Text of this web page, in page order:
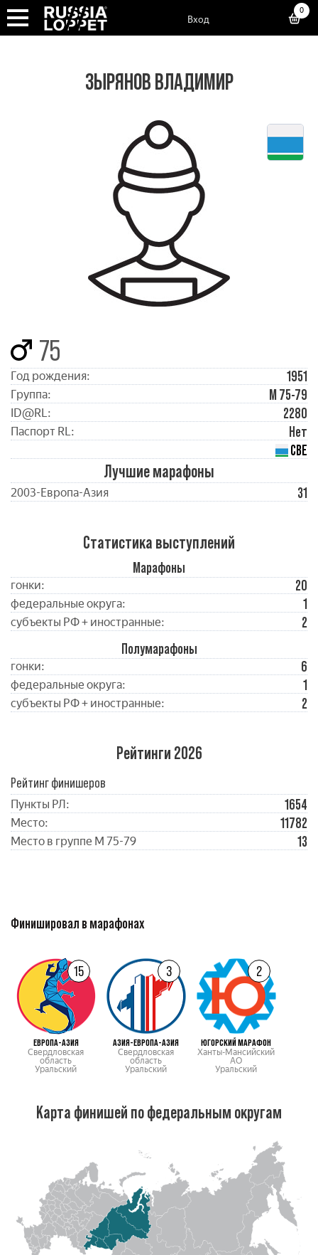
Вход
0
ЗЫРЯНОВ ВЛАДИМИР
75
Год рождения: 1951
Группа: М 75-79
ID@RL: 2280
Паспорт RL:
Нет
СВЕ
Лучшие марафоны
2003-Европа-Азия 31
Статистика выступлений
Марафоны
гонки: 20
федеральные округа: 1
субъекты РФ + иностранные:
2
Полумарафоны
гонки: 6
федеральные округа: 1
субъекты РФ + иностранные: 2
Рейтинги 2026
Рейтинг финишеров
Пункты РЛ: 1654
Место: 11782
Место в группе М 75-79 13
Финишировал в марафонах
15
ЕВРОПА-АЗИЯ
Свердловская
область
Уральский
3
АЗИЯ-ЕВРОПА-АЗИЯ
Свердловская
область
Уральский
2
ЮГОРСКИЙ МАРАФОН
Ханты-Мансийский
АО
Уральский
Карта финишей по федеральным округам